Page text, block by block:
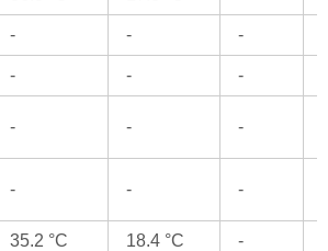
- - -
- - -
- - -
- - -
35.2 °C 18.4 °C -